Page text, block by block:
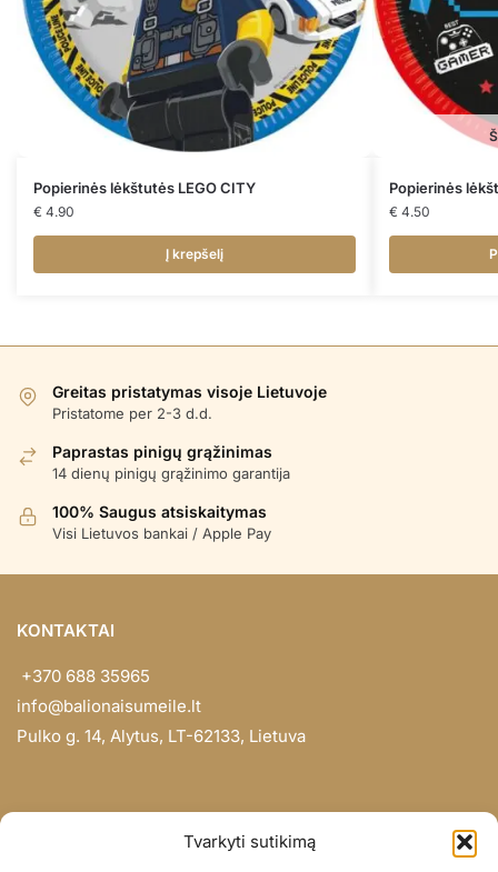
Tvarkyti sutikimą
Popierinės lėkštutės LEGO CITY
€ 4.90
Į krepšelį
Popierinės
€ 4.50
Greitas pristatymas visoje Lietuvoje
Pristatome per 2-3 d.d.
Paprastas pinigų grąžinimas
14 dienų pinigų grąžinimo garantija
100% Saugus atsiskaitymas
Visi Lietuvos bankai / Apple Pay
KONTAKTAI
+370 688 35965
info@balionaisumeile.lt
Pulko g. 14, Alytus, LT-62133, Lietuva